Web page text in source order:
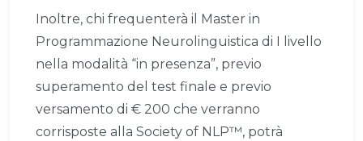
Inoltre, chi frequenterà il Master in
Programmazione Neurolinguistica di I livello
nella modalità “in presenza”, previo
superamento del test finale e previo
versamento di € 200 che verranno
corrisposte alla Society of NLP™, potrà